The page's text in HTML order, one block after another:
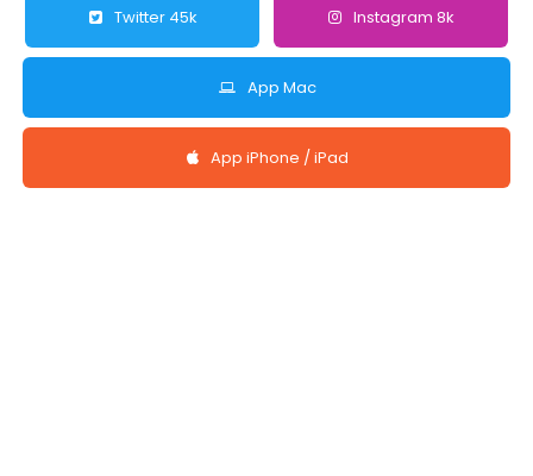
Twitter 45k Instagram 8k
App Mac
App iPhone / iPad